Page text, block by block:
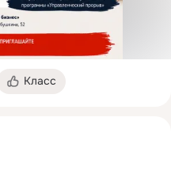
Класс